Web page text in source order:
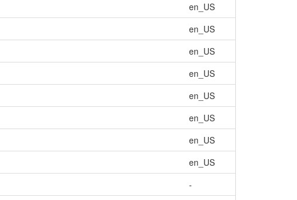
en_US
en_US
en_US
en_US
en_US
en_US
en_US
en_US
-